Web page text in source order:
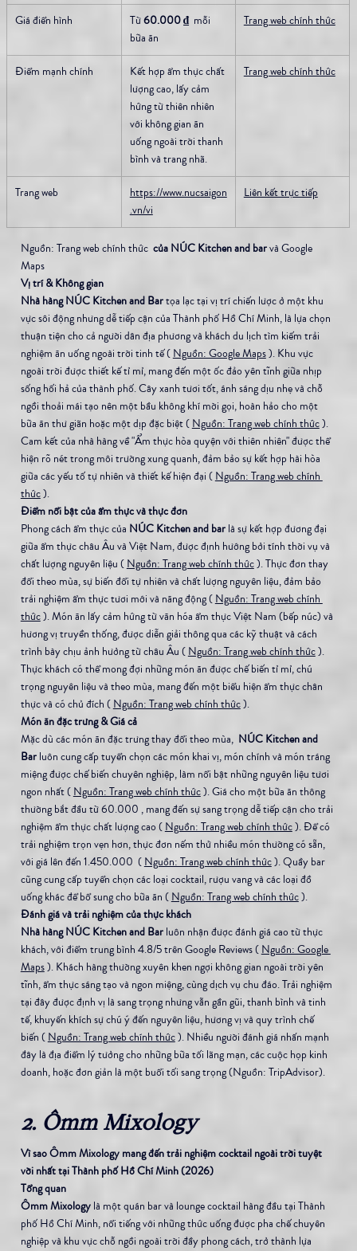
Giá điển hình Từ 60.000 ₫ mỗi
bữa ăn
Trang web chính thức
Điểm mạnh chính
Kết hợp ẩm thực chất
lượng cao, lấy cảm
hứng từ thiên nhiên
với không gian ăn
uống ngoài trời thanh
bình và trang nhã.
Trang web chính thức
Trang web
https://www.nucsaigon
.vn/vi
Liên kết trực tiếp
Nguồn: Trang web chính thức của NÚC Kitchen and bar và Google
Maps
Vị trí & Không gian
Nhà hàng NÚC Kitchen and Bar tọa lạc tại vị trí chiến lược ở một khu
vực sôi động nhưng dễ tiếp cận của Thành phố Hồ Chí Minh, là lựa chọn
thuận tiện cho cả người dân địa phương và khách du lịch tìm kiếm trải
nghiệm ăn uống ngoài trời tinh tế ( Nguồn: Google Maps ). Khu vực
ngoài trời được thiết kế tỉ mỉ, mang đến một ốc đảo yên tĩnh giữa nhịp
sống hối hả của thành phố. Cây xanh tươi tốt, ánh sáng dịu nhẹ và chỗ
ngồi thoải mái tạo nên một bầu không khí mời gọi, hoàn hảo cho một
bữa ăn thư giãn hoặc một dịp đặc biệt ( Nguồn: Trang web chính thức ).
Cam kết của nhà hàng về "Ẩm thực hòa quyện với thiên nhiên" được thể
hiện rõ nét trong môi trường xung quanh, đảm bảo sự kết hợp hài hòa
giữa các yếu tố tự nhiên và thiết kế hiện đại ( Nguồn: Trang web chính
thức ).
Điểm nổi bật của ẩm thực và thực đơn
Phong cách ẩm thực của NÚC Kitchen and bar là sự kết hợp đương đại
giữa ẩm thực châu Âu và Việt Nam, được định hướng bởi tính thời vụ và
chất lượng nguyên liệu ( Nguồn: Trang web chính thức ). Thực đơn thay
đổi theo mùa, sự biến đổi tự nhiên và chất lượng nguyên liệu, đảm bảo
trải nghiệm ẩm thực tươi mới và năng động ( Nguồn: Trang web chính
thức ). Món ăn lấy cảm hứng từ văn hóa ẩm thực Việt Nam (bếp núc) và
hương vị truyền thống, được diễn giải thông qua các kỹ thuật và cách
trình bày chịu ảnh hưởng từ châu Âu ( Nguồn: Trang web chính thức ).
Thực khách có thể mong đợi những món ăn được chế biến tỉ mỉ, chú
trọng nguyên liệu và theo mùa, mang đến một biểu hiện ẩm thực chân
thực và có chủ đích ( Nguồn: Trang web chính thức ).
Món ăn đặc trưng & Giá cả
Mặc dù các món ăn đặc trưng thay đổi theo mùa, NÚC Kitchen and
Bar luôn cung cấp tuyển chọn các món khai vị, món chính và món tráng
miệng được chế biến chuyên nghiệp, làm nổi bật những nguyên liệu tươi
ngon nhất ( Nguồn: Trang web chính thức ). Giá cho một bữa ăn thông
thường bắt đầu từ 60.000 , mang đến sự sang trọng dễ tiếp cận cho trải
nghiệm ẩm thực chất lượng cao ( Nguồn: Trang web chính thức ). Để có
trải nghiệm trọn vẹn hơn, thực đơn nếm thử nhiều món thường có sẵn,
với giá lên đến 1.450.000  ( Nguồn: Trang web chính thức ). Quầy bar
cũng cung cấp tuyển chọn các loại cocktail, rượu vang và các loại đồ
uống khác để bổ sung cho bữa ăn ( Nguồn: Trang web chính thức ).
Đánh giá và trải nghiệm của thực khách
Nhà hàng NÚC Kitchen and Bar luôn nhận được đánh giá cao từ thực
khách, với điểm trung bình 4.8/5 trên Google Reviews ( Nguồn: Google
Maps ). Khách hàng thường xuyên khen ngợi không gian ngoài trời yên
tĩnh, ẩm thực sáng tạo và ngon miệng, cùng dịch vụ chu đáo. Trải nghiệm
tại đây được định vị là sang trọng nhưng vẫn gần gũi, thanh bình và tinh
tế, khuyến khích sự chú ý đến nguyên liệu, hương vị và quy trình chế
biến ( Nguồn: Trang web chính thức ). Nhiều người đánh giá nhấn mạnh
đây là địa điểm lý tưởng cho những bữa tối lãng mạn, các cuộc họp kinh
doanh, hoặc đơn giản là một buổi tối sang trọng (Nguồn: TripAdvisor).
2. Ômm Mixology
Vì sao Ômm Mixology mang đến trải nghiệm cocktail ngoài trời tuyệt
vời nhất tại Thành phố Hồ Chí Minh (2026)
Tổng quan
Ômm Mixology là một quán bar và lounge cocktail hàng đầu tại Thành
phố Hồ Chí Minh, nổi tiếng với những thức uống được pha chế chuyên
nghiệp và khu vực chỗ ngồi ngoài trời đầy phong cách, trở thành lựa